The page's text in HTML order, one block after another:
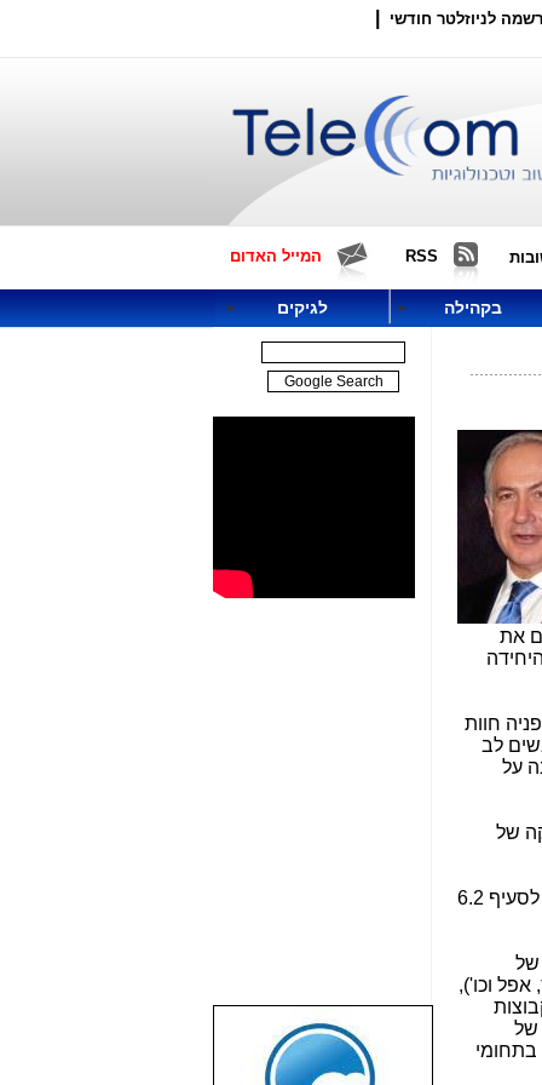
לניוזלטר חודשי
RSS המייל האדום
בקהילה לגיקים
את
חוות
לב
על
ההחזקה של
שינוי כאמור הוא בסמכות שר התקשורת, לאחר שנועץ עם המועצה לשידורי כבלים ולווין, וזאת בין היתר, בהתאם לסעיף 6.2
של
אפל וכו'),
של
בתחומי
שבוע טוב לכל
הגולשים באשר